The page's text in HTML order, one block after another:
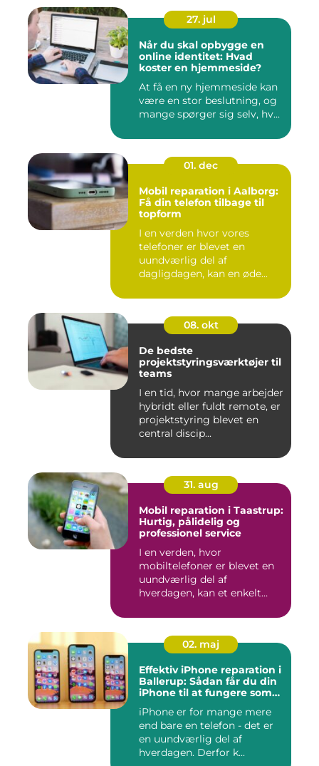
27. jul
Når du skal opbygge en
online identitet: Hvad
koster en hjemmeside?
At få en ny hjemmeside kan
være en stor beslutning, og
mange spørger sig selv, hv...
01. dec
Mobil reparation i Aalborg:
Få din telefon tilbage til
topform
I en verden hvor vores
telefoner er blevet en
uundværlig del af
dagligdagen, kan en øde...
08. okt
De bedste
projektstyringsværktøjer til
teams
I en tid, hvor mange arbejder
hybridt eller fuldt remote, er
projektstyring blevet en
central discip...
31. aug
Mobil reparation i Taastrup:
Hurtig, pålidelig og
professionel service
I en verden, hvor
mobiltelefoner er blevet en
uundværlig del af
hverdagen, kan et enkelt
02. maj
Effektiv iPhone reparation i
Ballerup: Sådan får du din
iPhone til at fungere som
iPhone er for mange mere
end bare en telefon - det er
en uundværlig del af
hverdagen. Derfor k...